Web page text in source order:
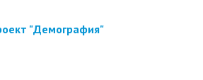
"Демография"